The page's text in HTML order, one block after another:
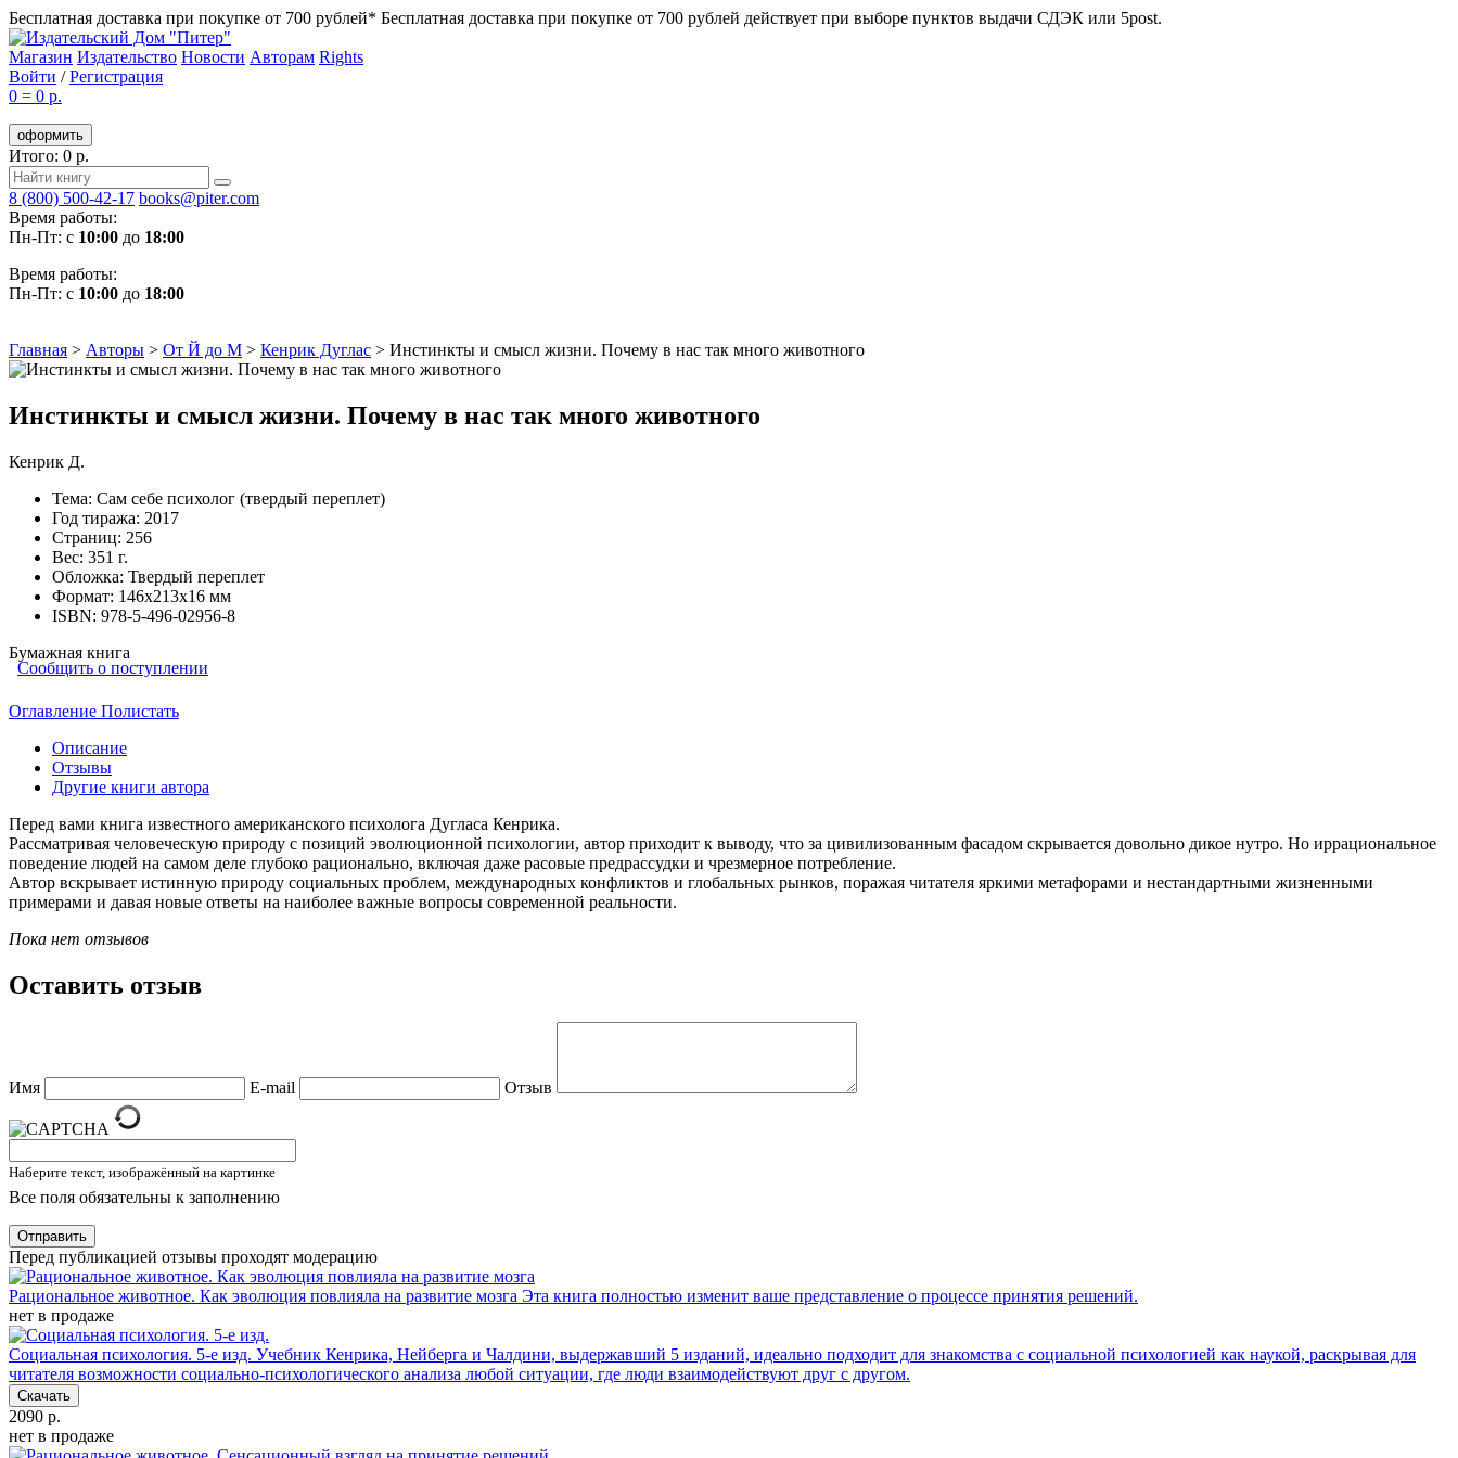
Бесплатная доставка при покупке от 700 рублей* Бесплатная доставка при покупке от 700 рублей действует при выборе пунктов выдачи СДЭК или 5post.
Магазин Издательство Новости Авторам Rights
Войти /Регистрация
0 = 0 р.
оформить
Итого: 0 р.
8 (800) 500-42-17 books@piter.com
Время работы:
Пн-Пт: с 10:00 до 18:00
Время работы:
Пн-Пт: с 10:00 до 18:00
Главная > Авторы > От Й до М > Кенрик Дуглас > Инстинкты и смысл жизни. Почему в нас так много животного
Инстинкты и смысл жизни. Почему в нас так много животного
Кенрик Д.
Тема: Сам себе психолог (твердый переплет)
Год тиража: 2017
Страниц: 256
Вес: 351 г.
Обложка: Твердый переплет
Формат: 146х213х16 мм
ISBN: 978-5-496-02956-8
Бумажная книга
Сообщить о поступлении
Оглавление Полистать
Описание
Отзывы
Другие книги автора
Перед вами книга известного американского психолога Дугласа Кенрика.
Рассматривая человеческую природу с позиций эволюционной психологии, автор приходит к выводу, что за цивилизованным фасадом скрывается довольно дикое нутро. Но иррациональное
поведение людей на самом деле глубоко рационально, включая даже расовые предрассудки и чрезмерное потребление.
Автор вскрывает истинную природу социальных проблем, международных конфликтов и глобальных рынков, поражая читателя яркими метафорами и нестандартными жизненными
примерами и давая новые ответы на наиболее важные вопросы современной реальности.
Пока нет отзывов
Оставить отзыв
Имя E-mail Отзыв
Наберите текст, изображённый на картинке
Все поля обязательны к заполнению
Отправить
Перед публикацией отзывы проходят модерацию
Рациональное животное. Как эволюция повлияла на развитие мозга Эта книга полностью изменит ваше представление о процессе принятия решений.
нет в продаже
Социальная психология. 5-е изд. Учебник Кенрика, Нейберга и Чалдини, выдержавший 5 изданий, идеально подходит для знакомства с социальной психологией как наукой, раскрывая для
читателя возможности социально-психологического анализа любой ситуации, где люди взаимодействуют друг с другом.
Скачать
2090 р.
нет в продаже